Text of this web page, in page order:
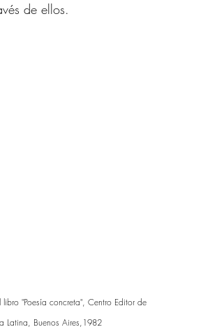
de ellos.
"Poesía concreta", Centro Editor de
Latina, Buenos Aires,1982